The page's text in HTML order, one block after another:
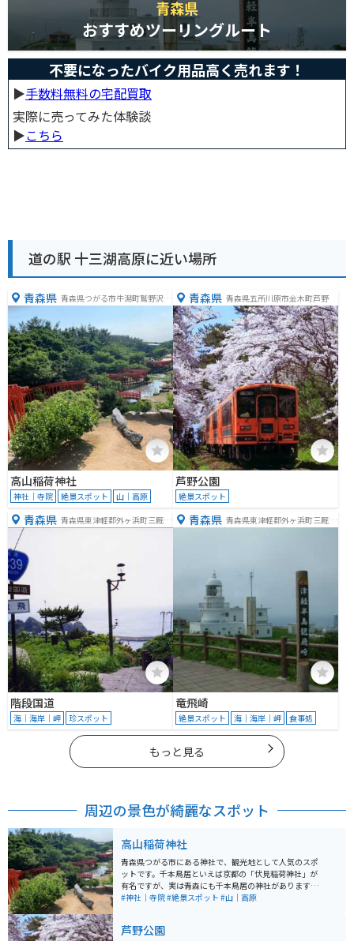
青森県
おすすめツーリングルート
不要になったバイク用品高く売れます！
▶︎手数料無料の宅配買取
実際に売ってみた体験談
▶︎こちら
道の駅 十三湖高原に近い場所
青森県 青森県つがる市牛潟町鷲野沢１
高山稲荷神社
神社｜寺院 絶景スポット 山｜高原
青森県 青森県五所川原市金木町芦野
芦野公園
絶景スポット
青森県 青森県東津軽郡外ヶ浜町三厩龍
浜
階段国道
海｜海岸｜岬 珍スポット
青森県 青森県東津軽郡外ヶ浜町三厩龍
竜飛崎
絶景スポット 海｜海岸｜岬 食事処
もっと見る
周辺の景色が綺麗なスポット
高山稲荷神社
青森県つがる市にある神社で、観光地として人気のスポ
ットです。千本鳥居といえば京都の「伏見稲荷神社」が
有名ですが、実は青森にも千本鳥居の神社があります。
四季によって、朱色の鳥居がいろいろな表現をしてくれ
感じがします。
#神社｜寺院#絶景スポット #山｜高原
芦野公園